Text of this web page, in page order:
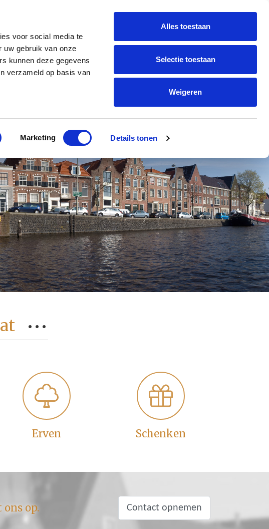
voor social media te
uw gebruik van onze
kunnen deze gegevens
verzameld op basis van
Marketing Details tonen
Alles toestaan
Selectie toestaan
Weigeren
wij? Vacature Contact
Erven Schenken
op. Contact opnemen